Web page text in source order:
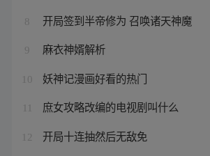
8 开局签到半帝修为 召唤诸天神魔
9 麻衣神婿解析
10 妖神记漫画好看的热门
庶女攻略改编的电视剧叫什么
12 开局十连抽然后无敌免